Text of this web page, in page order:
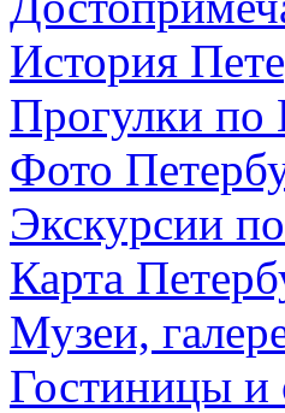
История
Прогулки по
Фото
Экскурсии
Карта
Музеи,
Гостиницы и